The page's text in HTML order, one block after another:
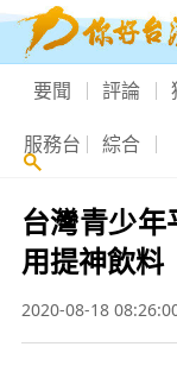
要聞 評論
服務台 綜合
台灣青少
用提神飲料
2020-08-18